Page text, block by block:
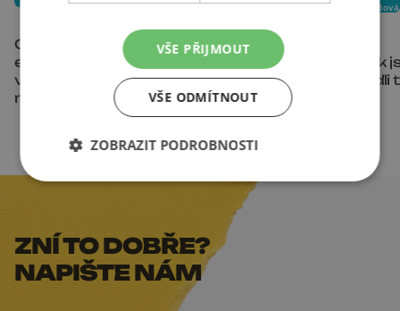
21. července 2026|Kristýna Cahlíková
Od černobílého výkresu k
emocím: Jak AI video
vizualizace mění realitní
marketing
25. června 2026 Eva Švédová
Jeden kanál vs.
multichannel: Jak
SimpleJack zvedli
173 %
ZNÍ TO DOBŘE?
NAPIŠTE NÁM
VŠE PŘIJMOUT
VŠE ODMÍTNOUT
ZOBRAZIT PODROBNOSTI